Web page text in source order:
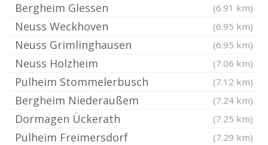
Bergheim Glessen (6.91 km)
Neuss Weckhoven (6.95 km)
Neuss Grimlinghausen (6.95 km)
Neuss Holzheim (7.06 km)
Pulheim Stommelerbusch (7.12 km)
Bergheim Niederaußem (7.24 km)
Dormagen Ückerath (7.25 km)
Pulheim Freimersdorf (7.29 km)